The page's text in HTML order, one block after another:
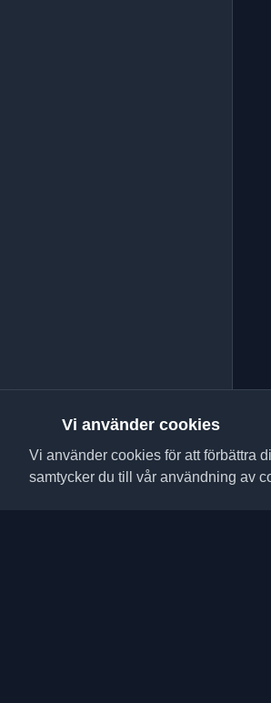
Vi använder cookies
Vi använder cookies för att förbättra
samtycker du till vår användning av